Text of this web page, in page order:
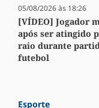
05/08/2026 às 18:26
[VÍDEO] Jogador
após ser atingido
raio durante
futebol
Esporte